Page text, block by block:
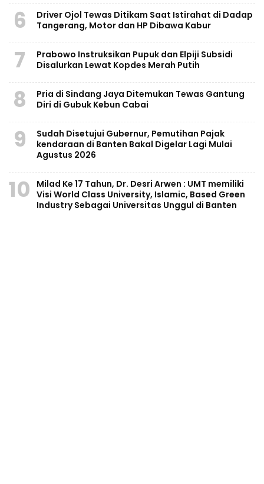
6
Driver Ojol Tewas Ditikam Saat Istirahat di Dadap
Tangerang, Motor dan HP Dibawa Kabur
7
Prabowo Instruksikan Pupuk dan Elpiji Subsidi
Disalurkan Lewat Kopdes Merah Putih
8
Pria di Sindang Jaya Ditemukan Tewas Gantung
Diri di Gubuk Kebun Cabai
9
Sudah Disetujui Gubernur, Pemutihan Pajak
kendaraan di Banten Bakal Digelar Lagi Mulai
Agustus 2026
10
Milad Ke 17 Tahun, Dr. Desri Arwen : UMT memiliki
Visi World Class University, Islamic, Based Green
Industry Sebagai Universitas Unggul di Banten